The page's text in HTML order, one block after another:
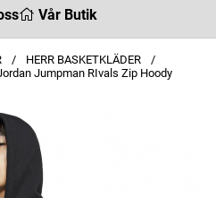
Vår Butik
HERR BASKETKLÄDER
Jumpman RIvals Zip Hoody